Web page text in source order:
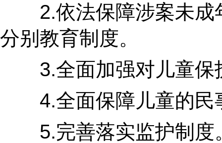
2.依法保障涉案未成年
分别教育制度。
3.全面加强对儿童保护
4.全面保障儿童的民事
5.完善落实监护制度。